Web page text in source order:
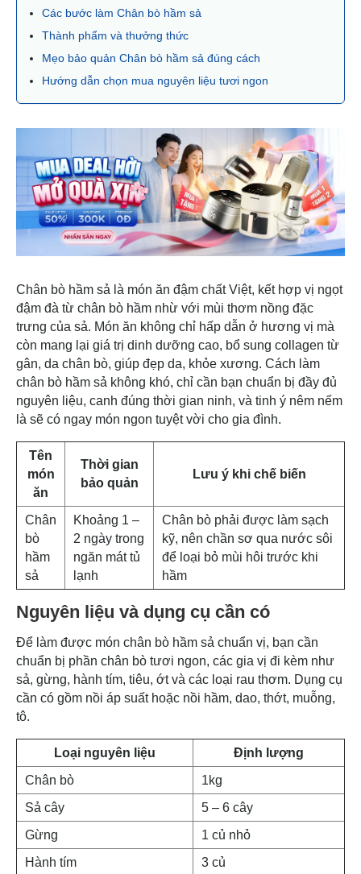
Các bước làm Chân bò hầm sả
Thành phẩm và thưởng thức
Mẹo bảo quản Chân bò hầm sả đúng cách
Hướng dẫn chọn mua nguyên liệu tươi ngon
Chân bò hầm sả là món ăn đậm chất Việt, kết hợp vị ngọt
đậm đà từ chân bò hầm nhừ với mùi thơm nồng đặc
trưng của sả. Món ăn không chỉ hấp dẫn ở hương vị mà
còn mang lại giá trị dinh dưỡng cao, bổ sung collagen từ
gân, da chân bò, giúp đẹp da, khỏe xương. Cách làm
chân bò hầm sả không khó, chỉ cần bạn chuẩn bị đầy đủ
nguyên liệu, canh đúng thời gian ninh, và tinh ý nêm nếm
là sẽ có ngay món ngon tuyệt vời cho gia đình.
Tên
món
ăn
Thời gian
bảo quản
Lưu ý khi chế biến
Chân
bò
hầm
sả
Khoảng 1 –
2 ngày trong
ngăn mát tủ
lạnh
Chân bò phải được làm sạch
kỹ, nên chần sơ qua nước sôi
để loại bỏ mùi hôi trước khi
hầm
Nguyên liệu và dụng cụ cần có
Để làm được món chân bò hầm sả chuẩn vị, bạn cần
chuẩn bị phần chân bò tươi ngon, các gia vị đi kèm như
sả, gừng, hành tím, tiêu, ớt và các loại rau thơm. Dụng cụ
cần có gồm nồi áp suất hoặc nồi hầm, dao, thớt, muỗng,
tô.
Loại nguyên liệu
Định lượng
Chân bò
1kg
Sả cây
5 – 6 cây
Gừng
1 củ nhỏ
Hành tím
3 củ